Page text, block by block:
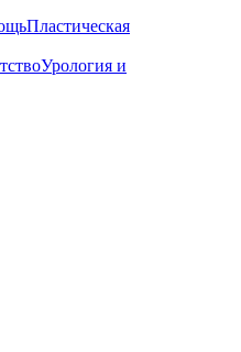
Пластическая
Урология и